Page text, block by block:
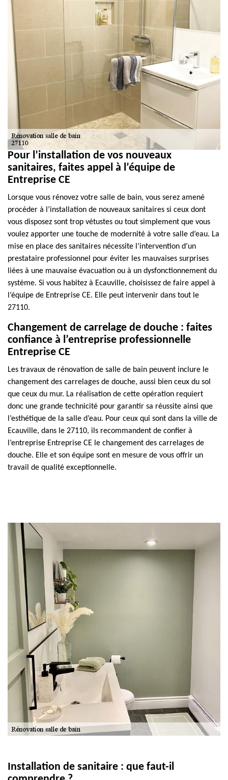
Pour l’installation de vos nouveaux
sanitaires, faites appel à l’équipe de
Entreprise CE
Lorsque vous rénovez votre salle de bain, vous serez amené
procéder à l’installation de nouveaux sanitaires si ceux dont
vous disposez sont trop vétustes ou tout simplement que vous
voulez apporter une touche de modernité à votre salle d’eau. La
mise en place des sanitaires nécessite l’intervention d’un
prestataire professionnel pour éviter les mauvaises surprises
liées à une mauvaise évacuation ou à un dysfonctionnement du
système. Si vous habitez à Ecauville, choisissez de faire appel à
l’équipe de Entreprise CE. Elle peut intervenir dans tout le
27110.
Changement de carrelage de douche : faites
confiance à l’entreprise professionnelle
Entreprise CE
Les travaux de rénovation de salle de bain peuvent inclure le
changement des carrelages de douche, aussi bien ceux du sol
que ceux du mur. La réalisation de cette opération requiert
donc une grande technicité pour garantir sa réussite ainsi que
l’esthétique de la salle d’eau. Pour ceux qui sont dans la ville de
Ecauville, dans le 27110, ils recommandent de confier à
l’entreprise Entreprise CE le changement des carrelages de
douche. Elle et son équipe sont en mesure de vous offrir un
travail de qualité exceptionnelle.
Installation de sanitaire : que faut-il